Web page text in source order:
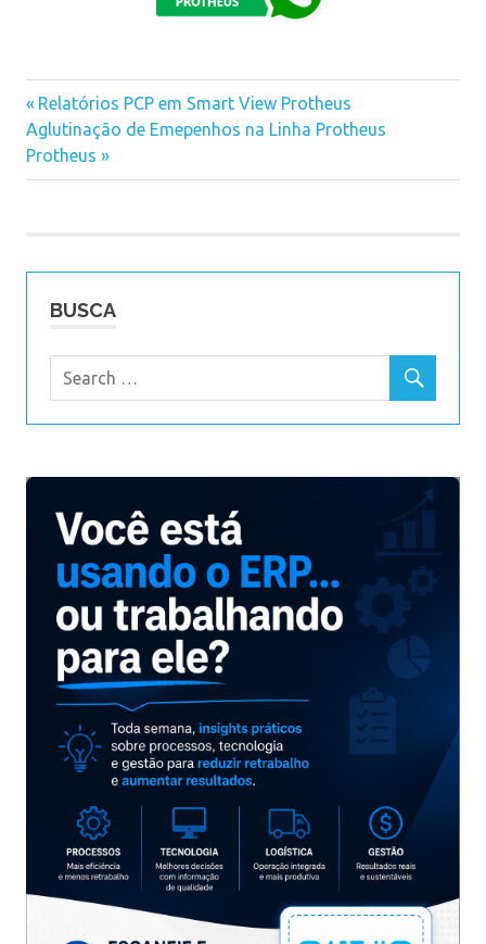
Navegação
de
Previous
Post:
Relatórios PCP em Smart View Protheus
Next
Post:
Aglutinação de Emepenhos na Linha Protheus
Protheus
BUSCA